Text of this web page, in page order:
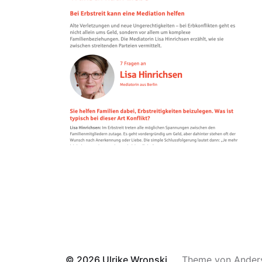
© 2026 Ulrike Wronski Theme von